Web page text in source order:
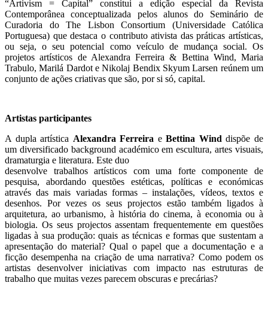
“Artivism = Capital” constitui a edição especial da Revista
Contemporânea conceptualizada pelos alunos do Seminário de
Curadoria do The Lisbon Consortium (Universidade Católica
Portuguesa) que destaca o contributo ativista das práticas artísticas,
ou seja, o seu potencial como veículo de mudança social. Os
projetos artísticos de Alexandra Ferreira & Bettina Wind, Maria
Trabulo, Marilá Dardot e Nikolaj Bendix Skyum Larsen reúnem um
conjunto de ações criativas que são, por si só, capital.
Artistas participantes
A dupla artística Alexandra Ferreira eBettina Wind dispõe de
um diversificado background académico em escultura, artes visuais,
dramaturgia e literatura. Este duo
desenvolve trabalhos artísticos com uma forte componente de
pesquisa, abordando questões estéticas, políticas e económicas
através das mais variadas formas – instalações, vídeos, textos e
desenhos. Por vezes os seus projectos estão também ligados à
arquitetura, ao urbanismo, à história do cinema, à economia ou à
biologia. Os seus projectos assentam frequentemente em questões
ligadas à sua produção: quais as técnicas e formas que sustentam a
apresentação do material? Qual o papel que a documentação e a
ficção desempenha na criação de uma narrativa? Como podem os
artistas desenvolver iniciativas com impacto nas estruturas de
trabalho que muitas vezes parecem obscuras e precárias?